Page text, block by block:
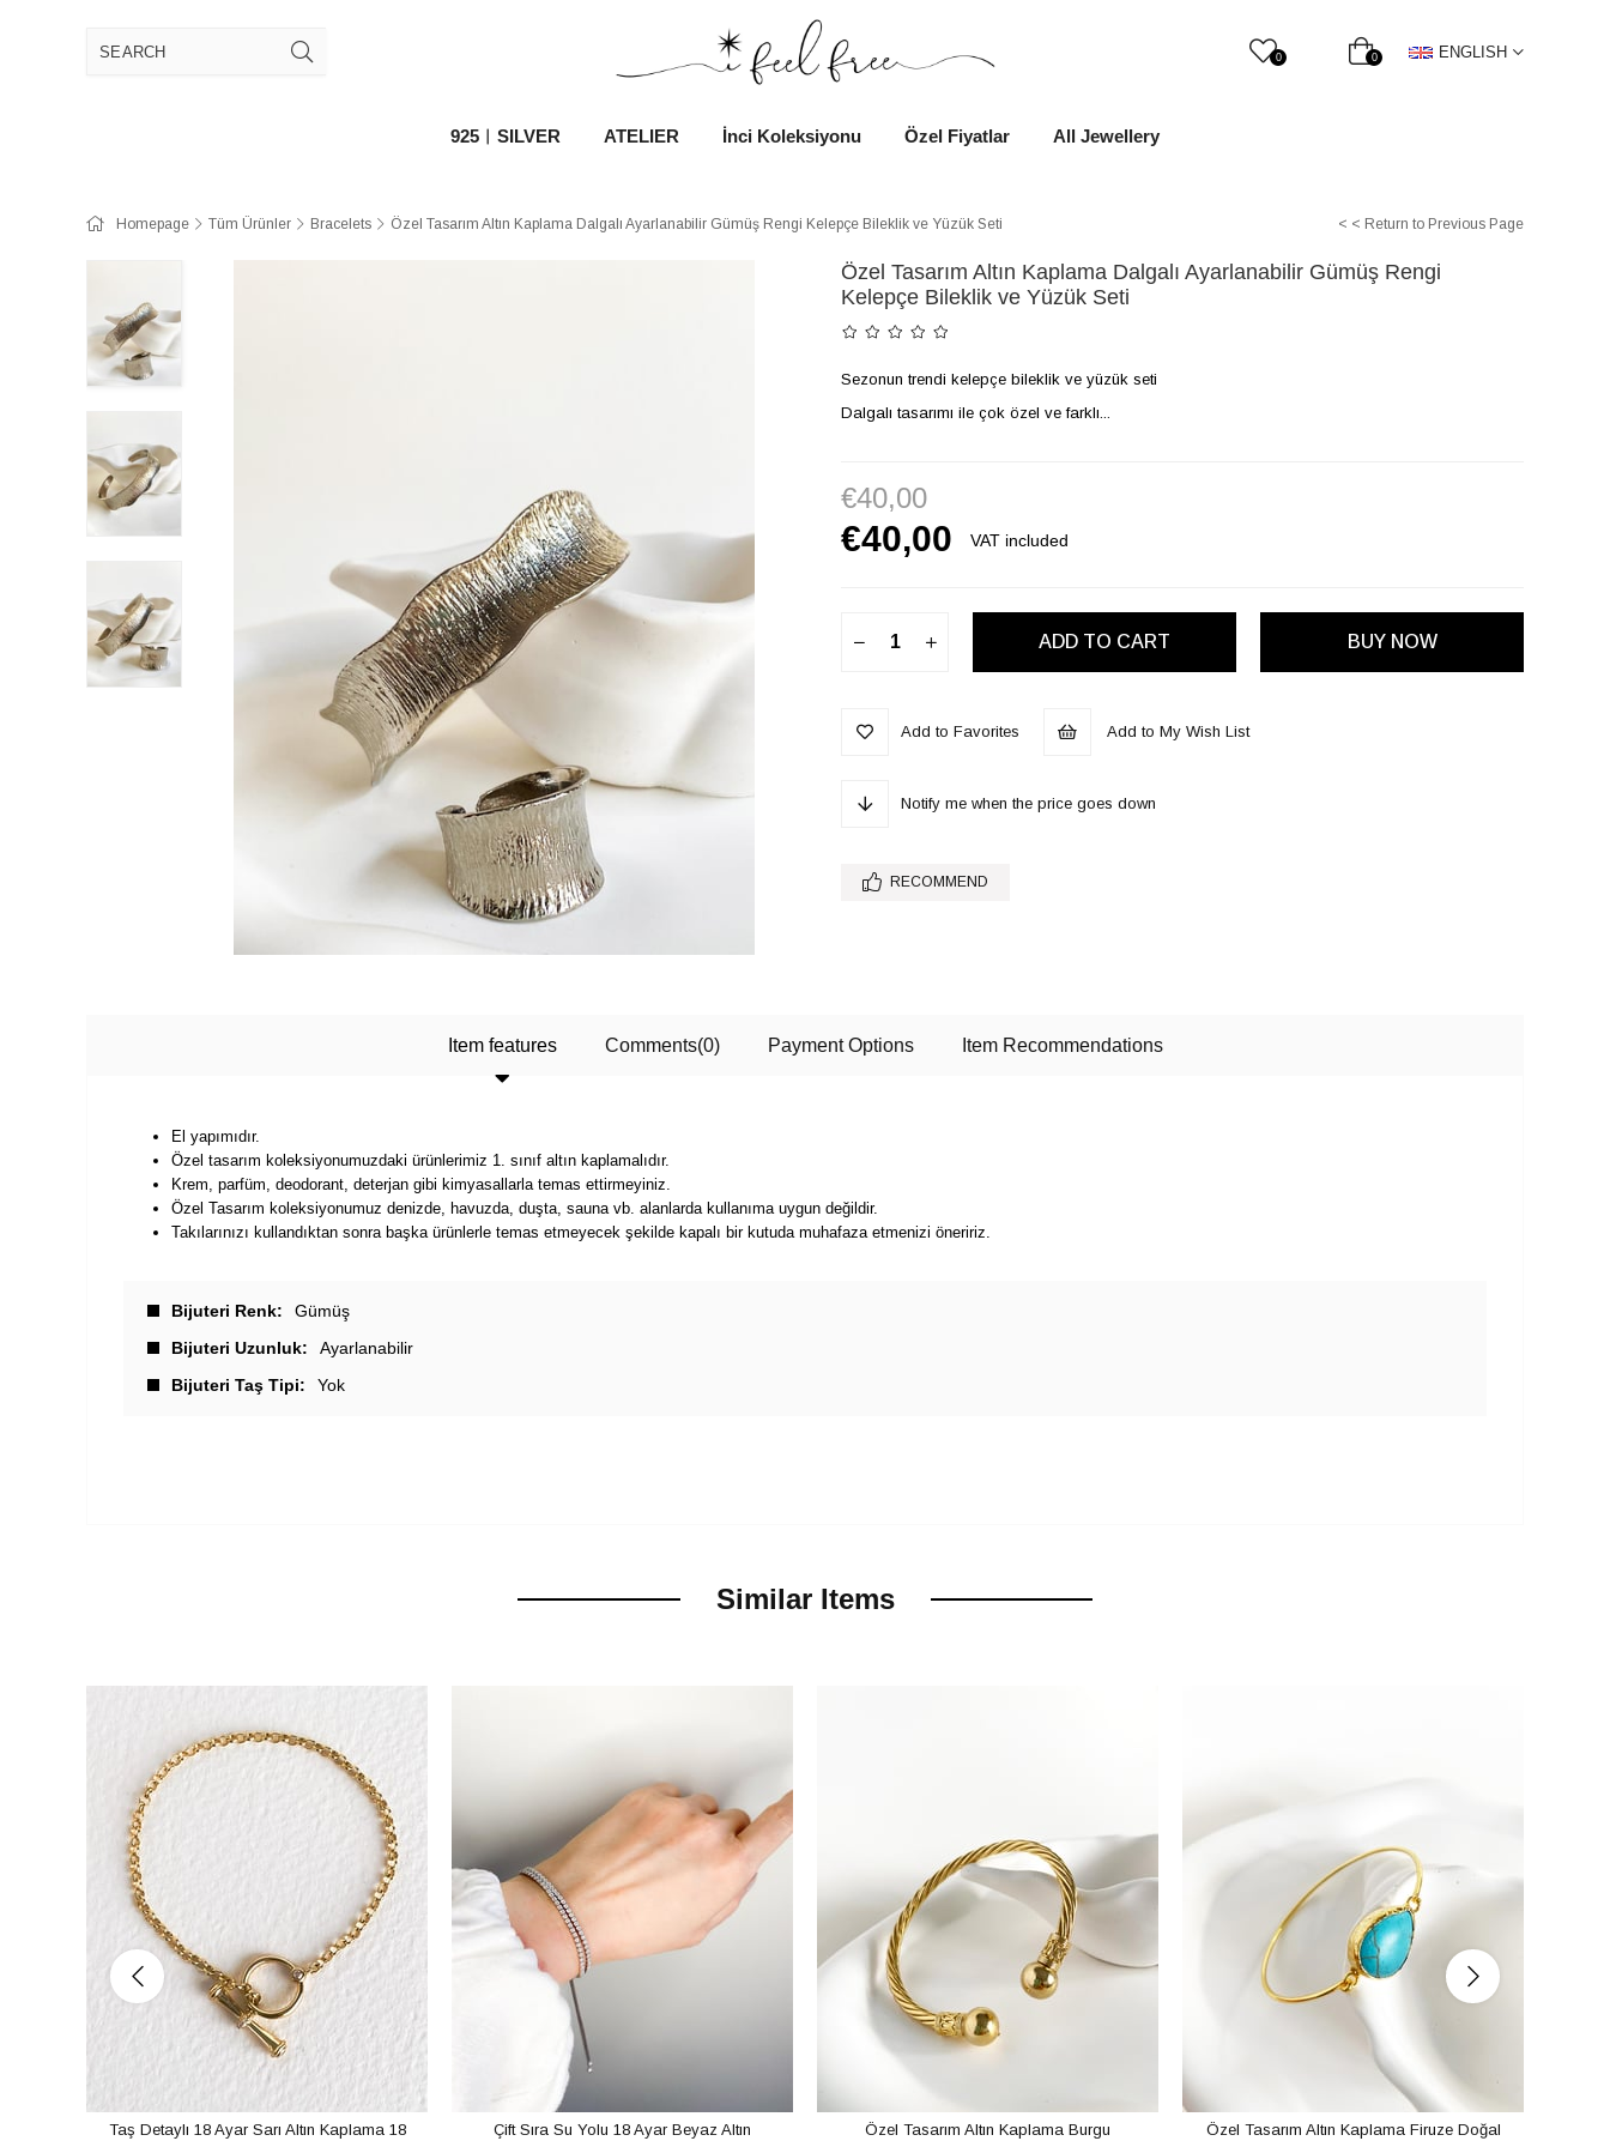
0 0 ENGLISH
925︱SILVER ATELIER İnci Koleksiyonu Özel Fiyatlar All Jewellery
Homepage Tüm Ürünler Bracelets Özel Tasarım Altın Kaplama Dalgalı Ayarlanabilir Gümüş Rengi Kelepçe Bileklik ve Yüzük Seti < < Return to Previous Page
Özel Tasarım Altın Kaplama Dalgalı Ayarlanabilir Gümüş Rengi
Kelepçe Bileklik ve Yüzük Seti
Sezonun trendi kelepçe bileklik ve yüzük seti
Dalgalı tasarımı ile çok özel ve farklı...
€40,00
VAT included
€40,00
Add to Favorites Add to My Wish List
Notify me when the price goes down
RECOMMEND
Item features Comments(0) Payment Options Item Recommendations
El yapımıdır.
Özel tasarım koleksiyonumuzdaki ürünlerimiz 1. sınıf altın kaplamalıdır.
Krem, parfüm, deodorant, deterjan gibi kimyasallarla temas ettirmeyiniz.
Özel Tasarım koleksiyonumuz denizde, havuzda, duşta, sauna vb. alanlarda kullanıma uygun değildir.
Takılarınızı kullandıktan sonra başka ürünlerle temas etmeyecek şekilde kapalı bir kutuda muhafaza etmenizi öneririz.
Bijuteri Renk
Gümüş
Bijuteri Uzunluk
Ayarlanabilir
Bijuteri Taş Tipi
Yok
Similar Items
Taş Detaylı 18 Ayar Sarı Altın Kaplama 18
Çift Sıra Su Yolu 18 Ayar Beyaz Altın
Özel Tasarım Altın Kaplama Burgu
Özel Tasarım Altın Kaplama Firuze Doğal